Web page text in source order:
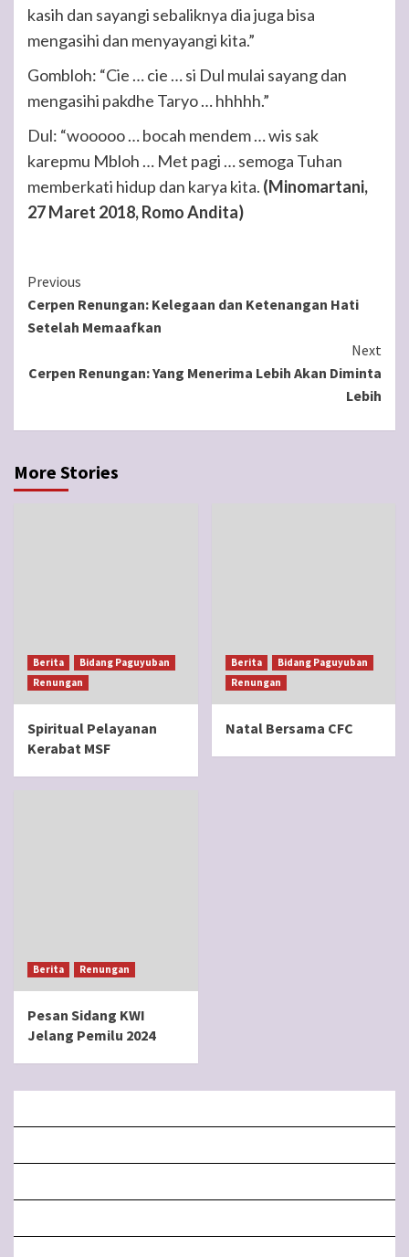
kasih dan sayangi sebaliknya dia juga bisa
mengasihi dan menyayangi kita.”
Gombloh: “Cie … cie … si Dul mulai sayang dan
mengasihi pakdhe Taryo … hhhhh.”
Dul: “wooooo … bocah mendem … wis sak
karepmu Mbloh … Met pagi … semoga Tuhan
memberkati hidup dan karya kita. (Minomartani,
27 Maret 2018, Romo Andita)
Continue
Reading
Previous
Cerpen Renungan: Kelegaan dan Ketenangan Hati
Setelah Memaafkan
Next
Cerpen Renungan: Yang Menerima Lebih Akan Diminta
Lebih
More Stories
Berita
Bidang Paguyuban
Renungan
Spiritual Pelayanan
Kerabat MSF
Berita
Bidang Paguyuban
Renungan
Natal Bersama CFC
Berita Renungan
Pesan Sidang KWI
Jelang Pemilu 2024